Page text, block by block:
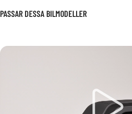
PASSAR DESSA BILMODELLER